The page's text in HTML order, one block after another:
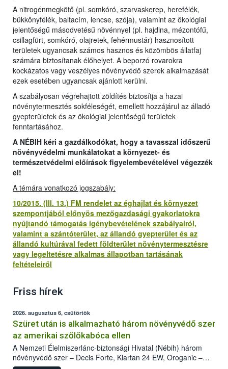
A nitrogénmegkötő (pl. somkóró, szarvaskerep, herefélék,
bükkönyfélék, baltacím, lencse, szója), valamint az ökológiai
jelentőségű másodvetésű növénnyel (pl. hajdina, mézontófű,
csillagfürt, somkóró, olajretek, fehérmustár) hasznosított
területek ugyancsak számos hasznos és közömbös állatfaj
számára biztosítanak élőhelyet. A beporzó rovarokra
kockázatos vagy veszélyes növényvédő szerek alkalmazását
ezek esetében ugyancsak ajánlott kerülni.
A szabályosan végrehajtott zöldítés biztosítja a hazai
növénytermesztés sokféleségét, emellett hozzájárul az álladó
gyepterületek és az ökológiai jelentőségű területek
fenntartásához.
A NÉBIH kéri a gazdálkodókat, hogy a tavasszal időszerű
növényvédelmi munkálatokat a környezet- és
természetvédelmi előírások figyelembevételével végezzék
el!
A témára vonatkozó jogszabály:
10/2015. (III. 13.) FM rendelet az éghajlat és környezet
szempontjából előnyös mezőgazdasági gyakorlatokra
nyújtandó támogatás igénybevételének szabályairól,
valamint a szántóterület, az állandó gyepterület és az
állandó kultúrával fedett földterület növénytermesztésre
vagy legeltetésre alkalmas állapotban tartásának
feltételeiről
Friss hírek
2026. augusztus 6, csütörtök
Szüret után is alkalmazható három növényvédő szer
az amerikai szőlőkabóca ellen
A Nemzeti Élelmiszerlánc-biztonsági Hivatal (Nébih) három
növényvédő szer – Decis Forte, Klartan 24 EW, Oroganic –